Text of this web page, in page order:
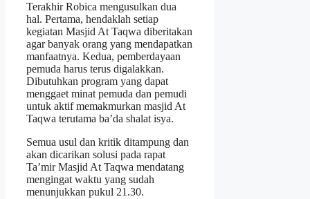
Terakhir Robica mengusulkan dua
hal. Pertama, hendaklah setiap
kegiatan Masjid At Taqwa diberitakan
agar banyak orang yang mendapatkan
manfaatnya. Kedua, pemberdayaan
pemuda harus terus digalakkan.
Dibutuhkan program yang dapat
menggaet minat pemuda dan pemudi
untuk aktif memakmurkan masjid At
Taqwa terutama ba’da shalat isya.
Semua usul dan kritik ditampung dan
akan dicarikan solusi pada rapat
Ta’mir Masjid At Taqwa mendatang
mengingat waktu yang sudah
menunjukkan pukul 21.30.